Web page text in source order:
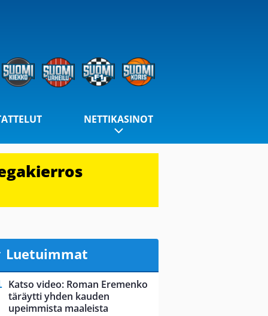
NETTIKASINOT
Luetuimmat
Katso video: Roman Eremenko
täräytti yhden kauden
upeimmista maaleista